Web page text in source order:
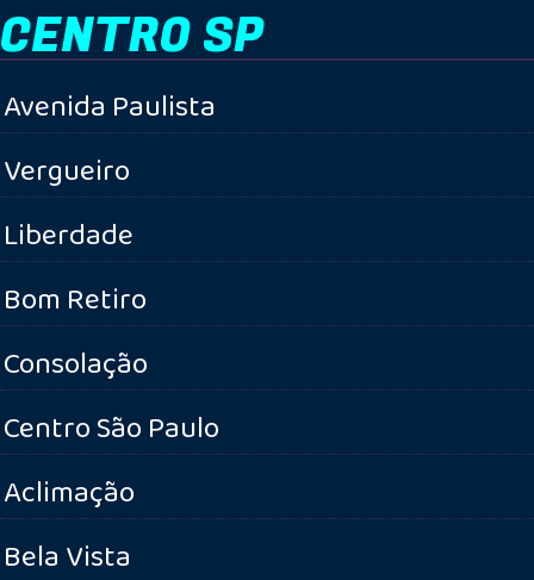
CENTRO SP
Avenida Paulista
Vergueiro
Liberdade
Bom Retiro
Consolação
Centro São Paulo
Aclimação
Bela Vista